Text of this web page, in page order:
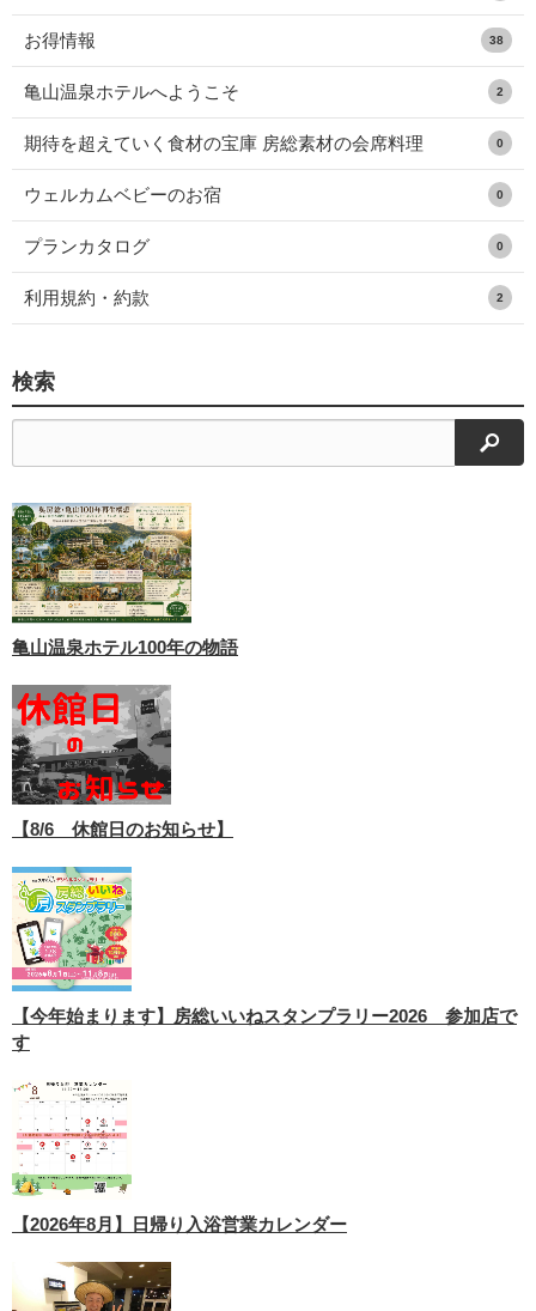
お得情報 38
亀山温泉ホテルへようこそ 2
期待を超えていく食材の宝庫 房総素材の会席料理 0
ウェルカムベビーのお宿 0
プランカタログ 0
利用規約・約款 2
検索
検索
亀山温泉ホテル100年の物語
【8/6 休館日のお知らせ】
【今年始まります】房総いいねスタンプラリー2026 参加店で
す
【2026年8月】日帰り入浴営業カレンダー